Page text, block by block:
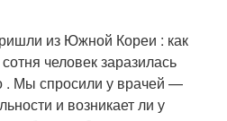
из Южной Кореи : как
человек заразилась
. Мы спросили у врачей —
и возникает ли у